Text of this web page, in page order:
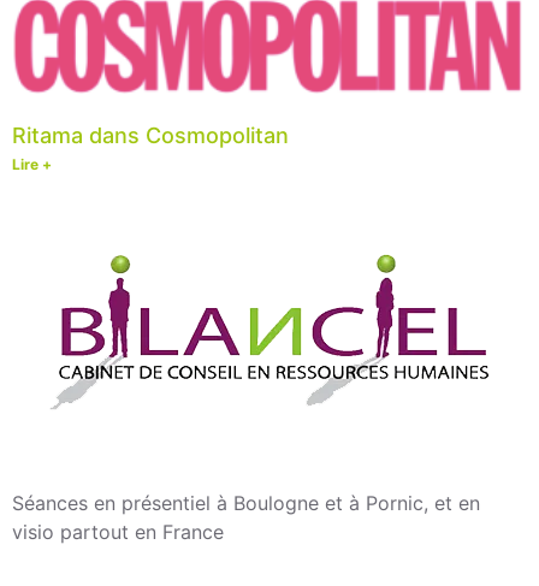
Ritama dans Cosmopolitan
Lire +
Séances en présentiel à Boulogne et à Pornic, et en
visio partout en France